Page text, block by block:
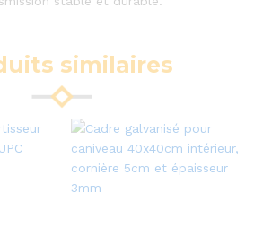
similaires